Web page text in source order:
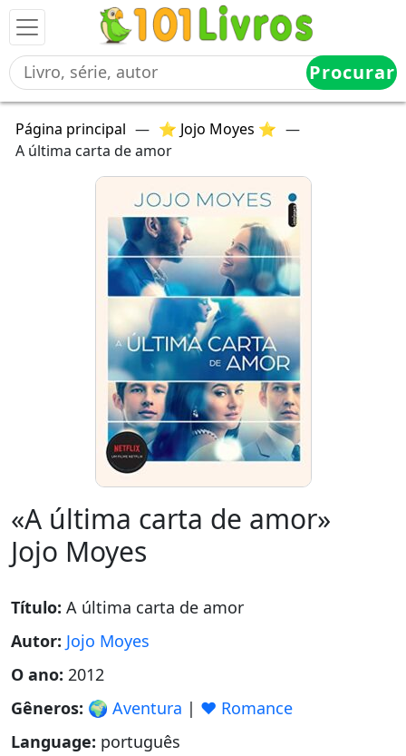
Procurar
Página principal — ⭐ Jojo Moyes ⭐ —
A última carta de amor
«A última carta de amor»
Jojo Moyes
Título: A última carta de amor
Autor: Jojo Moyes
O ano: 2012
Gêneros: 🌍 Aventura | ❤️ Romance
Language: português